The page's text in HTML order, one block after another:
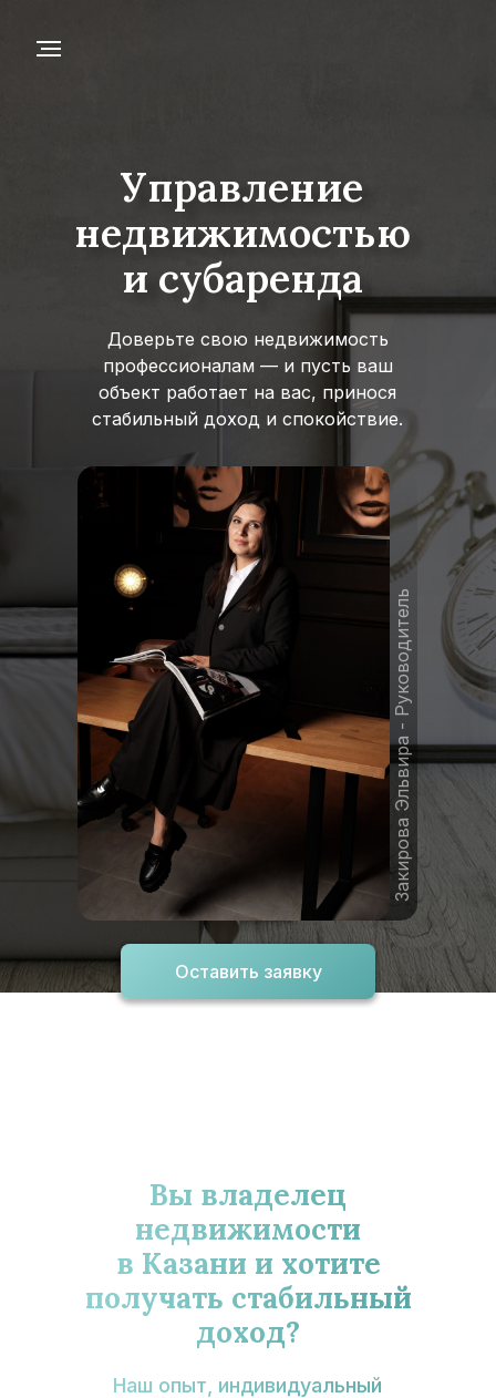
Управление
недвижимостью
и субаренда
Управление
недвижимостью
и субаренда
Доверьте свою недвижимость
профессионалам — и пусть ваш
объект работает на вас, принося
стабильный доход и спокойствие.
Закирова Эльвира - Руководитель
Оставить заявку
Наш опыт, индивидуальный
Вы владелец
недвижимости
в Казани и хотите
получать стабильный
доход?